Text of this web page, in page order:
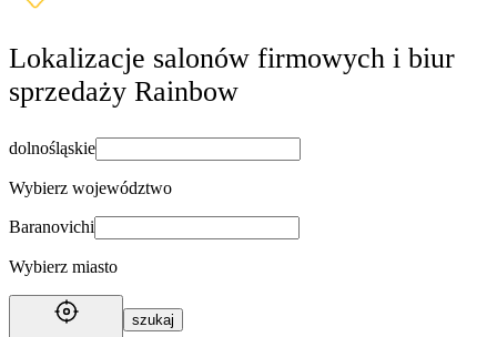
Lokalizacje salonów firmowych i biur
sprzedaży Rainbow
dolnośląskie
Wybierz województwo
Baranovichi
Wybierz miasto
szukaj